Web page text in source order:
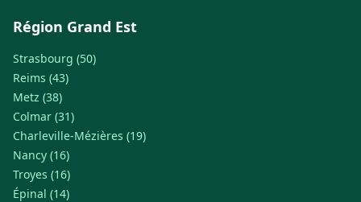
Région Grand Est
Strasbourg (50)
Reims (43)
Metz (38)
Colmar (31)
Charleville-Mézières (19)
Nancy (16)
Troyes (16)
Épinal (14)